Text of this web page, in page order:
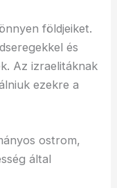
földjeiket.
és
Az izraelitáknak
ezekre a
ostrom,
által